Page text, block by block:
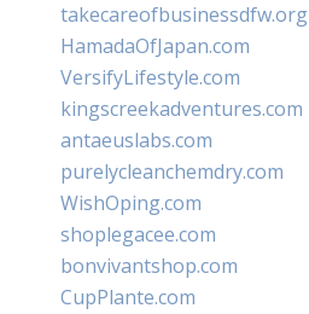
takecareofbusinessdfw.org
HamadaOfJapan.com
VersifyLifestyle.com
kingscreekadventures.com
antaeuslabs.com
purelycleanchemdry.com
WishOping.com
shoplegacee.com
bonvivantshop.com
CupPlante.com